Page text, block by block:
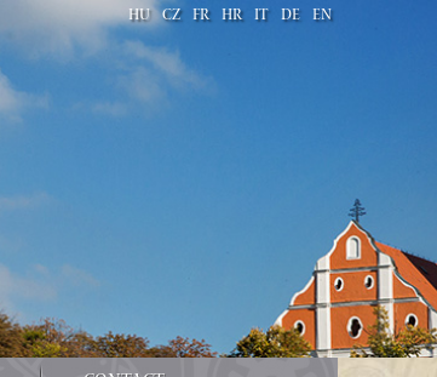
HU CZ FR HR IT DE EN